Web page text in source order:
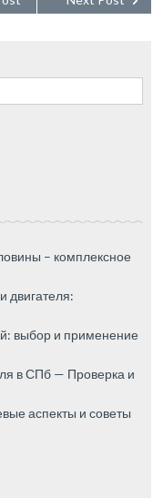
– комплексное
двигателя:
выбор и применение
в СПб — Проверка и
аспекты и советы